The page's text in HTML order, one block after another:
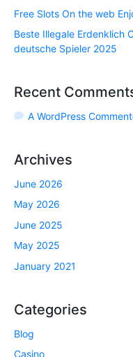
Free Slots On the web
Beste Illegale Erdenklich
deutsche Spieler 2025
Recent
A WordPress
Archives
June 2026
May 2026
June 2025
May 2025
January 2021
Categories
Blog
Casino